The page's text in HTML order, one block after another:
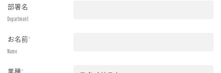
部署名
Department
お名前*
Name
業種*